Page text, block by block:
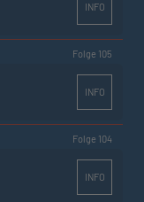
INFO
Folge 105
INFO
Folge 104
INFO